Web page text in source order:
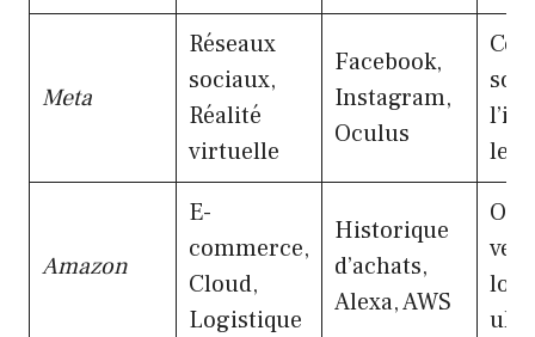
Meta
Réseaux
sociaux,
Réalité
virtuelle
Facebook,
Instagram,
Oculus
le
Amazon
E-
commerce,
Cloud,
Logistique
Historique
d’achats,
Alexa, AWS